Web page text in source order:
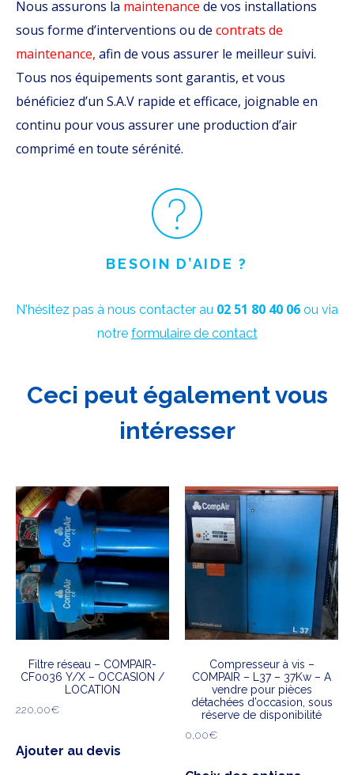
Nous assurons la maintenance de vos installations
sous forme d’interventions ou de contrats de
maintenance, afin de vous assurer le meilleur suivi.
Tous nos équipements sont garantis, et vous
bénéficiez d’un S.A.V rapide et efficace, joignable en
continu pour vous assurer une production d’air
comprimé en toute sérénité.
BESOIN D’AIDE ?
N'hésitez pas à nous contacter au 02 51 80 40 06 ou via
notre formulaire de contact
Ceci peut également vous
intéresser
Filtre réseau – COMPAIR-
CF0036 Y/X – OCCASION /
LOCATION
220,00€
Ajouter au devis
Compresseur à vis –
COMPAIR – L37 – 37Kw – A
vendre pour pièces
détachées d’occasion, sous
réserve de disponibilité
0,00€